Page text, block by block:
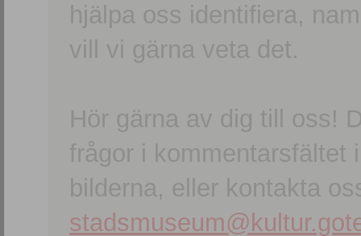
hjälpa oss identifiera,
vill vi gärna veta det.
Hör gärna av dig till oss!
frågor i kommentarsfältet
bilderna, eller kontakta